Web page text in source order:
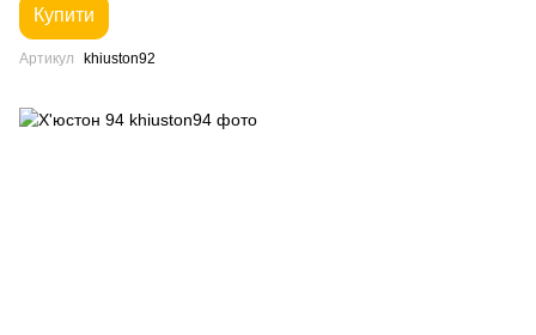
Купити
Артикул khiuston92